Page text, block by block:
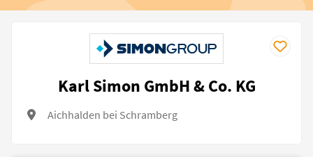
Karl Simon GmbH & Co. KG
Aichhalden bei Schramberg